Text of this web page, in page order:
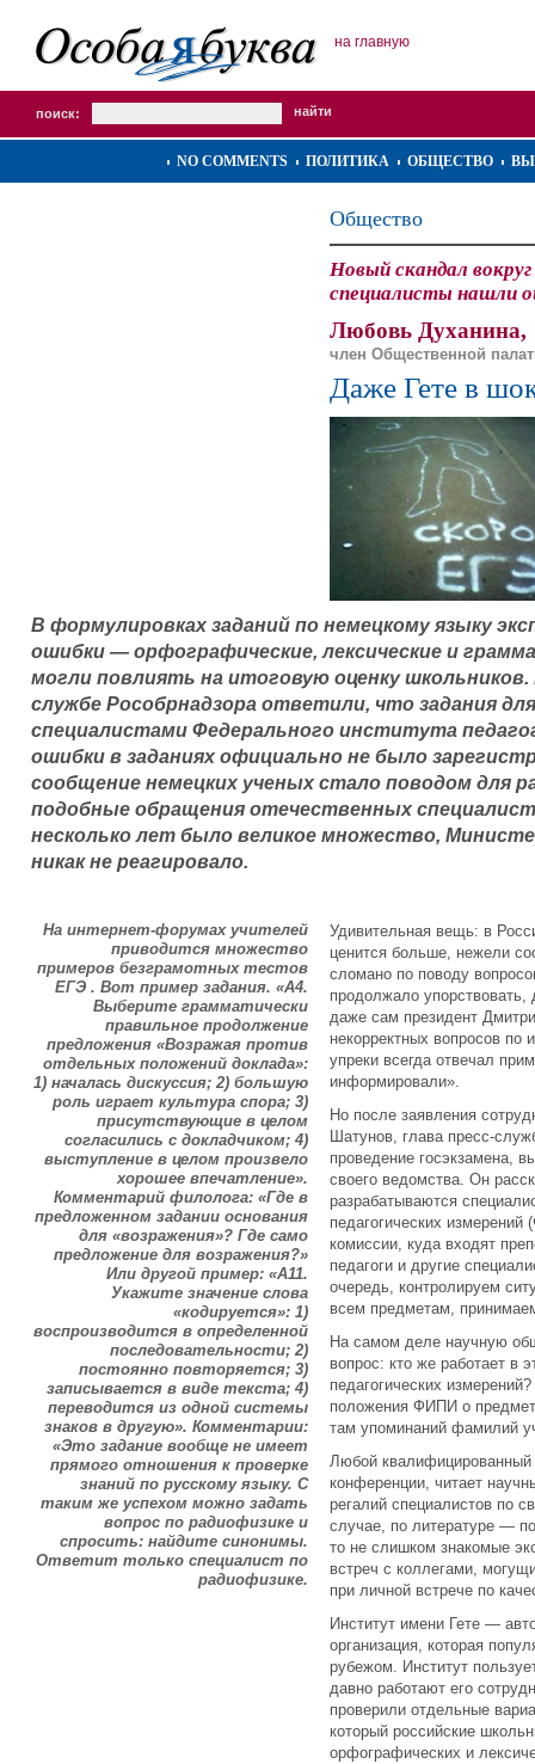
на главную
поиск:
NO COMMENTS ПОЛИТИКА ОБЩЕСТВО
Общество
Новый скандал
специалисты нашли
Любовь Духанина,
член Общественной
Даже Гете в
В формулировках заданий по немецкому языку
ошибки — орфографические, лексические и
могли повлиять на итоговую оценку
службе Рособрнадзора ответили, что задания
специалистами Федерального института
ошибки в заданиях официально не было
сообщение немецких ученых стало поводом для
подобные обращения отечественных
несколько лет было великое множество,
никак не реагировало.
На интернет-форумах учителей
приводится множество
примеров безграмотных тестов
ЕГЭ . Вот пример задания. «A4.
Выберите грамматически
правильное продолжение
предложения «Возражая против
отдельных положений доклада»:
1) началась дискуссия; 2) большую
роль играет культура спора; 3)
присутствующие в целом
согласились с докладчиком; 4)
выступление в целом произвело
хорошее впечатление».
Комментарий филолога: «Где в
предложенном задании основания
для «возражения»? Где само
предложение для возражения?»
Или другой пример: «A11.
Укажите значение слова
«кодируется»: 1)
воспроизводится в определенной
последовательности; 2)
постоянно повторяется; 3)
записывается в виде текста; 4)
переводится из одной системы
знаков в другую». Комментарии:
«Это задание вообще не имеет
прямого отношения к проверке
знаний по русскому языку. С
таким же успехом можно задать
вопрос по радиофизике и
спросить: найдите синонимы.
Ответит только специалист по
радиофизике.
Удивительная вещь: в
ценится больше, нежели
сломано по поводу
продолжало
даже сам президент
некорректных вопросов
упреки всегда отвечал
информировали».
Но после заявления
Шатунов, глава пресс-
проведение госэкзамена,
своего ведомства. Он
разрабатываются
педагогических
комиссии, куда входят
педагоги и другие
очередь, контролируем
всем предметам,
На самом деле научную
вопрос: кто же работает в
педагогических
положения ФИПИ о
там упоминаний фамилий
Любой квалифицированный
конференции, читает
регалий специалистов по
случае, по литературе —
то не слишком знакомые
встреч с коллегами,
при личной встрече по
Институт имени Гете —
организация, которая
рубежом. Институт
давно работают его
проверили отдельные
который российские
орфографических и